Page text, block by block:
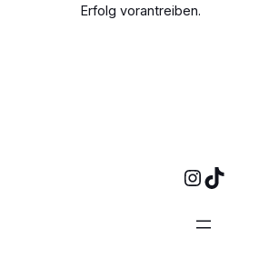
Erfolg vorantreiben.
Instagram
TikTok